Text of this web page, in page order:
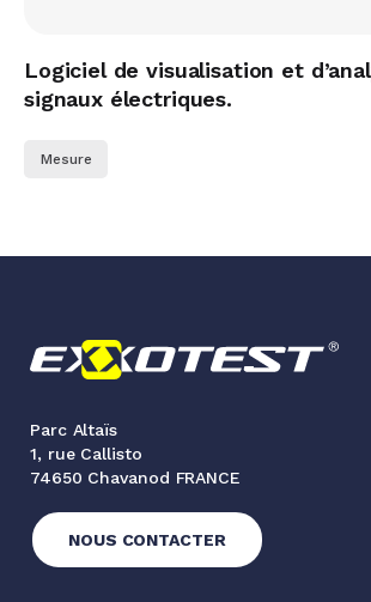
Logiciel de visualisation et
signaux électriques.
Mesure
Parc Altaïs
1, rue Callisto
74650 Chavanod FRANCE
NOUS CONTACTER